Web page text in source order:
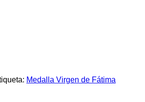
Medalla Virgen de Fátima